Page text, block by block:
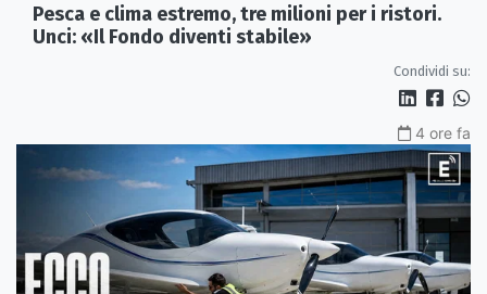
Pesca e clima estremo, tre milioni per i ristori.
Unci: «Il Fondo diventi stabile»
Condividi su:
4 ore fa